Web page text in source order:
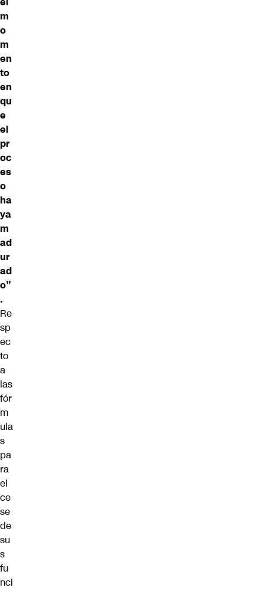
m
o
m
en
to
en
qu
e
el
pr
oc
es
o
ha
ya
m
ad
ur
ad
o”
.
Re
sp
ec
to
a
las
fór
m
ula
s
pa
ra
el
ce
se
de
su
s
fu
nci